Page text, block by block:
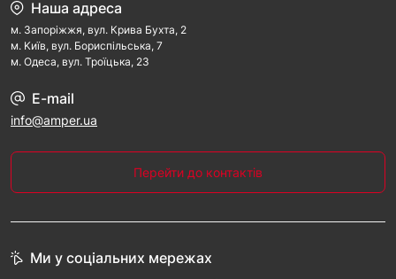
Наша адреса
м. Запорiжжя, вул. Крива Бухта, 2
м. Kиїв, вул. Бориспільська, 7
м. Одеса, вул. Троїцька, 23
E-mail
info@amper.ua
Перейти до контактів
Ми у соціальних мережах